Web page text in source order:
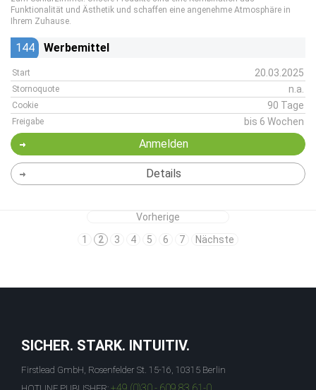
Funktionalität und Ästhetik und schaffen eine angenehme Atmosphäre in
Ihrem Zuhause.
144 Werbemittel
Start 20.03.2025
Stornoquote n.a.
Cookie 90 Tage
Freigabe bis 6 Wochen
Anmelden
Details
Vorherige
1
2 3 4 5 6 7 Nächste
SICHER. STARK. INTUITIV.
Firstlead GmbH, Rosenfelder St. 15-16, 10315 Berlin